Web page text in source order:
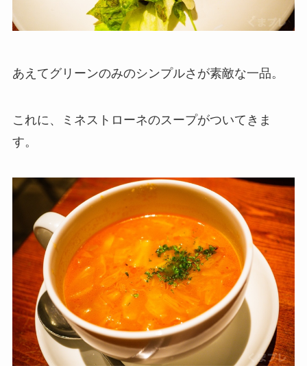
あえてグリーンのみのシンプルさが素敵な一品。
これに、ミネストローネのスープがついてきま
す。